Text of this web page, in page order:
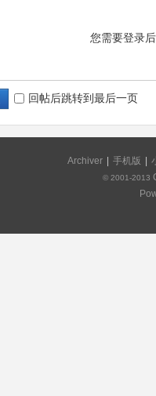
您需要登录
回帖后跳转到最后一页
Archiver 手机版
© 2001-2013